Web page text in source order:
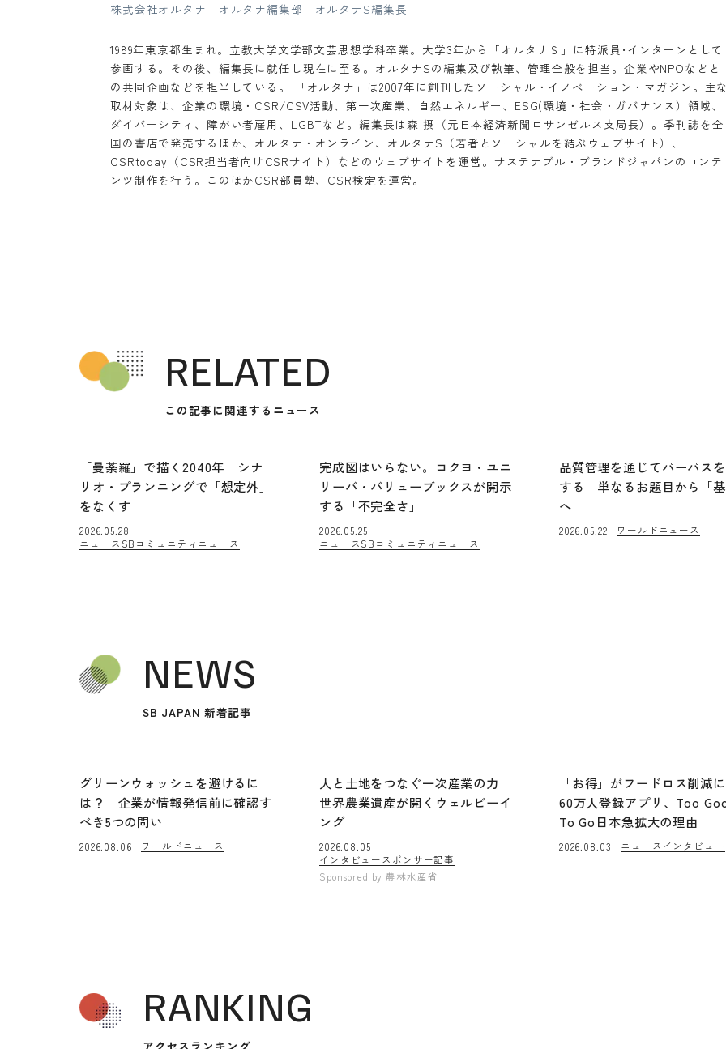
株式会社オルタナ オルタナ編集部 オルタナS編集長
1989年東京都生まれ。立教大学文学部文芸思想学科卒業。大学3年から「オルタナＳ」に特派員･インターンとして
参画する。その後、編集長に就任し現在に至る。オルタナSの編集及び執筆、管理全般を担当。企業やNPOなどと
の共同企画などを担当している。 「オルタナ」は2007年に創刊したソーシャル・イノベーション・マガジン。主
取材対象は、企業の環境・CSR/CSV活動、第一次産業、自然エネルギー、ESG(環境・社会・ガバナンス）領域、
ダイバーシティ、障がい者雇用、LGBTなど。編集長は森 摂（元日本経済新聞ロサンゼルス支局長）。季刊誌を全
国の書店で発売するほか、オルタナ・オンライン、オルタナS（若者とソーシャルを結ぶウェブサイト）、
CSRtoday（CSR担当者向けCSRサイト）などのウェブサイトを運営。サステナブル・ブランドジャパンのコンテ
ンツ制作を行う。このほかCSR部員塾、CSR検定を運営。
RELATED
この記事に関連するニュース
「曼荼羅」で描く2040年 シナ
リオ・プランニングで「想定外」
をなくす
2026.05.28
ニュース SBコミュニティニュース
完成図はいらない。コクヨ・ユニ
リーバ・バリューブックスが開示
する「不完全さ」
2026.05.25
ニュースSBコミュニティニュース
品質管理を通じてパーパス
する 単なるお題目から「
へ
2026.05.22 ワールドニュース
NEWS
SB JAPAN 新着記事
グリーンウォッシュを避けるに
は？ 企業が情報発信前に確認す
べき5つの問い
2026.08.06 ワールドニュース
人と土地をつなぐ一次産業の力
世界農業遺産が開くウェルビーイ
ング
2026.08.05
インタビュースポンサー記事
Sponsored by農林水産省
「お得」がフードロス削
60万人登録アプリ、Too
To Go日本急拡大の理由
2026.08.03 ニュース インタビュー
RANKING
アクセスランキング